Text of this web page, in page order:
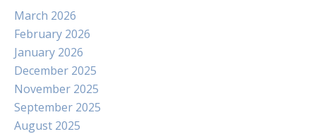
March 2026
February 2026
January 2026
December 2025
November 2025
September 2025
August 2025